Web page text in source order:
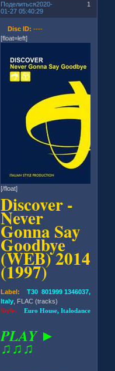
Поделиться 1
2020-
01-27 05:40:29
Disc ID: ----
[float=left]
[/float]
Discover -
Never
Gonna Say
Goodbye
(WEB) 2014
(1997)
Label: T30 801999 1346037,
Italy , FLAC (tracks)
Style:Euro House, Italodance
PLAY ►
♫♫♫